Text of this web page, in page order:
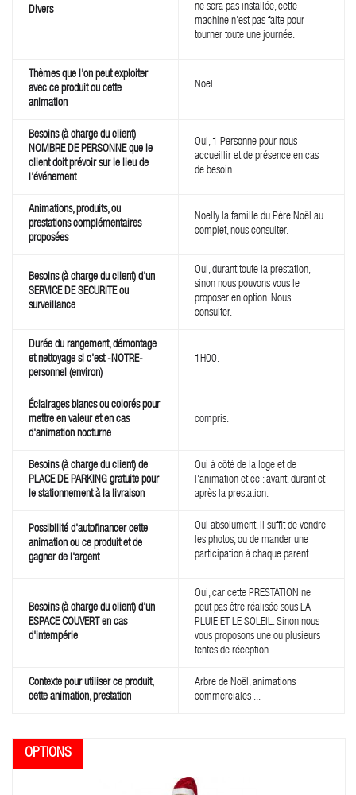
Divers
ne sera pas installée, cette
machine n'est pas faite pour
tourner toute une journée.
Thèmes que l'on peut exploiter
avec ce produit ou cette
animation
Noël.
Besoins (à charge du client)
NOMBRE DE PERSONNE que le
client doit prévoir sur le lieu de
l'événement
Oui, 1 Personne pour nous
accueillir et de présence en cas
de besoin.
Animations, produits, ou
prestations complémentaires
proposées
Noelly la famille du Père Noël au
complet, nous consulter.
Besoins (à charge du client) d'un
SERVICE DE SECURITE ou
surveillance
Oui, durant toute la prestation,
sinon nous pouvons vous le
proposer en option. Nous
consulter.
Durée du rangement, démontage
et nettoyage si c'est -NOTRE-
personnel (environ)
1H00.
Éclairages blancs ou colorés pour
mettre en valeur et en cas
d'animation nocturne
compris.
Besoins (à charge du client) de
PLACE DE PARKING gratuite pour
le stationnement à la livraison
Oui à côté de la loge et de
l'animation et ce : avant, durant et
après la prestation.
Possibilité d'autofinancer cette
animation ou ce produit et de
gagner de l'argent
Oui absolument, il suffit de vendre
les photos, ou de mander une
participation à chaque parent.
Besoins (à charge du client) d'un
ESPACE COUVERT en cas
d'intempérie
Oui, car cette PRESTATION ne
peut pas être réalisée sous LA
PLUIE ET LE SOLEIL. Sinon nous
vous proposons une ou plusieurs
tentes de réception.
Contexte pour utiliser ce produit,
cette animation, prestation
Arbre de Noël, animations
commerciales ...